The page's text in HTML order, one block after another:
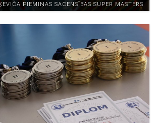
PIEMIŅAS SACENSĪBAS SUPER MASTERS